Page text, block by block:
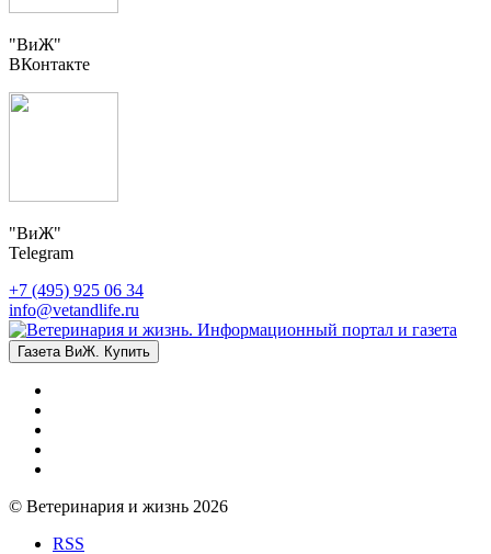
"ВиЖ"
ВКонтакте
"ВиЖ"
Telegram
+7 (495) 925 06 34
info@vetandlife.ru
Газета ВиЖ. Купить
© Ветеринария и жизнь 2026
RSS